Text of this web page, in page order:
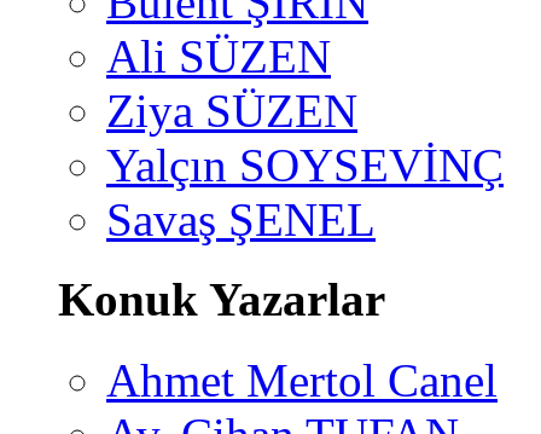
Ali SÜZEN
Ziya SÜZEN
Yalçın SOYSEVİNÇ
Savaş ŞENEL
Konuk Yazarlar
Ahmet Mertol Canel